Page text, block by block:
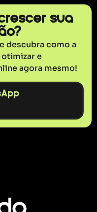
sua
descubra como a
e
agora mesmo!